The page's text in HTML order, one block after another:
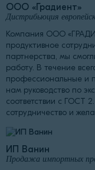
ООО «Градиент»
Дистрибьюция
Компания ООО
продуктивное
партнерства, мы
работу. В течение
профессиональные и
нам руководство по
соответствии с ГОСТ
сотрудничество и
ИП Ванин
Продажа импортных